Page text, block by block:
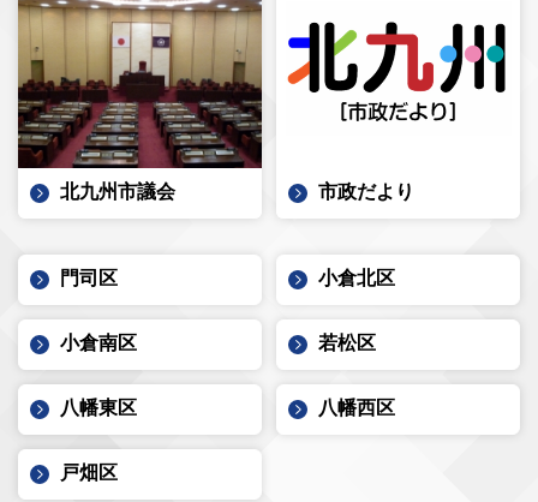
北九州市議会 市政だより
門司区 小倉北区
小倉南区 若松区
八幡東区 八幡西区
戸畑区